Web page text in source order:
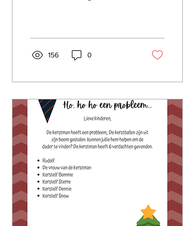
156 0